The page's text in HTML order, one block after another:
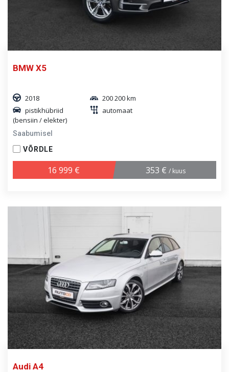
BMW X5
2018
200 200 km
pistikhübriid
(bensiin / elekter)
automaat
Saabumisel
VÕRDLE
16 999 € 353 € / kuus
Audi A4